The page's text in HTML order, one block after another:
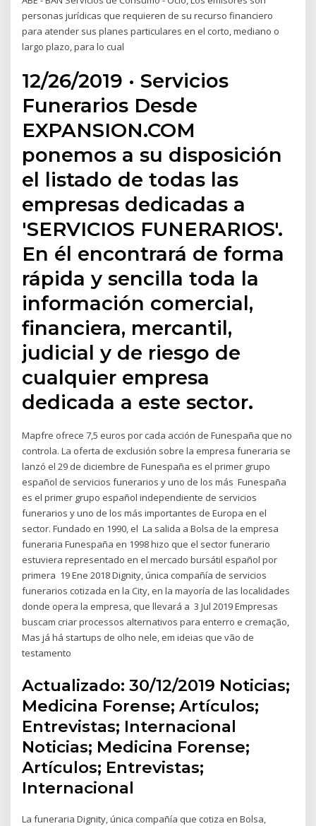
personas jurí­dicas que requieren de su recurso financiero
para atender sus planes particulares en el corto, mediano o
largo plazo, para lo cual
12/26/2019 · Servicios
Funerarios Desde
EXPANSION.COM
ponemos a su disposición
el listado de todas las
empresas dedicadas a
'SERVICIOS FUNERARIOS'.
En él encontrará de forma
rápida y sencilla toda la
información comercial,
financiera, mercantil,
judicial y de riesgo de
cualquier empresa
dedicada a este sector.
Mapfre ofrece 7,5 euros por cada acción de Funespaña que no
controla. La oferta de exclusión sobre la empresa funeraria se
lanzó el 29 de diciembre de Funespaña es el primer grupo
español de servicios funerarios y uno de los más Funespaña
es el primer grupo español independiente de servicios
funerarios y uno de los más importantes de Europa en el
sector. Fundado en 1990, el La salida a Bolsa de la empresa
funeraria Funespaña en 1998 hizo que el sector funerario
estuviera representado en el mercado bursátil español por
primera 19 Ene 2018 Dignity, única compañía de servicios
funerarios cotizada en la City, en la mayoría de las localidades
donde opera la empresa, que llevará a 3 Jul 2019 Empresas
buscam criar processos alternativos para enterro e cremação,
Mas já há startups de olho nele, em ideias que vão de
testamento
Actualizado: 30/12/2019 Noticias;
Medicina Forense; Artículos;
Entrevistas; Internacional
Noticias; Medicina Forense;
Artículos; Entrevistas;
Internacional
La funeraria Dignity, única compañía que cotiza en Bolsa,